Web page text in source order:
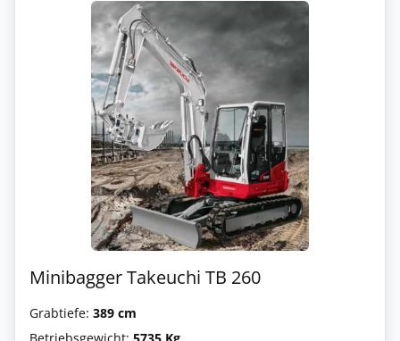
Minibagger Takeuchi TB 260
Grabtiefe: 389 cm